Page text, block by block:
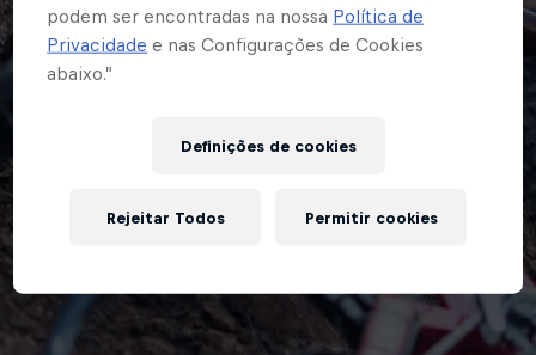
aqui
podem ser encontradas na nossa Política de
Privacidade e nas Configurações de Cookies
abaixo.”
Definições de cookies
Rejeitar Todos Permitir cookies